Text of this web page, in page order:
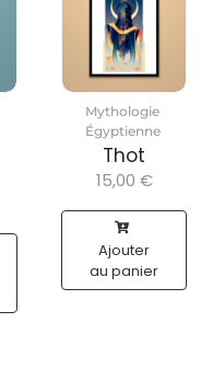
Mythologie
Égyptienne
Thot
15,00 €
Ajouter
au panier